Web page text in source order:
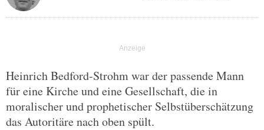
Heinrich Bedford-Strohm war der passende Mann
für eine Kirche und eine Gesellschaft, die in
moralischer und prophetischer Selbstüberschätzung
das Autoritäre nach oben spült.